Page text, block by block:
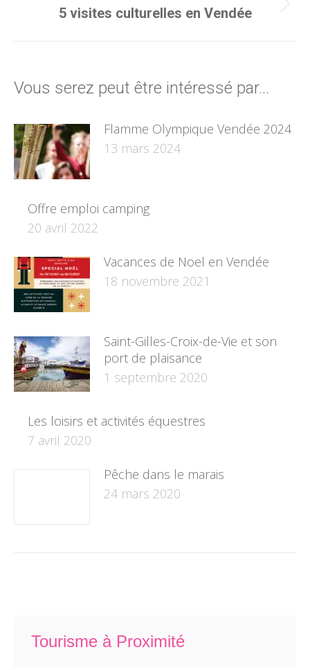
Article
5 visites culturelles en Vendée
Vous serez peut être intéressé par...
Flamme Olympique Vendée 2024
13 mars 2024
Offre emploi camping
20 avril 2022
Vacances de Noel en Vendée
18 novembre 2021
Saint-Gilles-Croix-de-Vie et son
port de plaisance
1 septembre 2020
Les loisirs et activités équestres
7 avril 2020
Pêche dans le marais
24 mars 2020
Tourisme à Proximité